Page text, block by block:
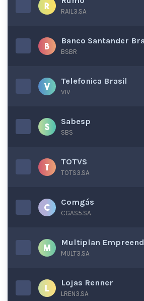
RAIL3.SA
Banco Santander
BSBR
Telefonica Brasil
VIV
Sabesp
SBS
TOTVS
TOTS3.SA
Comgás
CGAS5.SA
Multiplan
MULT3.SA
Lojas Renner
LREN3.SA